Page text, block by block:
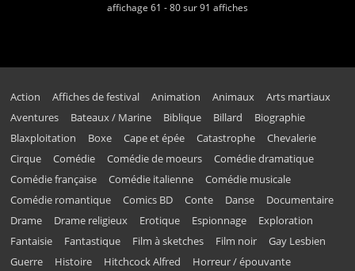
affichage 61 - 80 sur 91 affiches
Action Affiches de festival Animation Animaux
Arts martiaux
Aventures
Bateaux / Marine Biblique Billard
Biographie
Blaxploitation
Boxe Cape et épée Catastrophe
Chevalerie
Cirque
Comédie Comédie de moeurs
Comédie dramatique
Comédie française
Comédie italienne
Comédie musicale
Comédie romantique
Comics BD Conte Danse
Documentaire
Drame
Drame religieux Erotique Espionnage
Exploration
Fantaisie
Fantastique Film à sketches Film noir
Gay Lesbien
Guerre
Histoire Hitchcock Alfred
Horreur / épouvante